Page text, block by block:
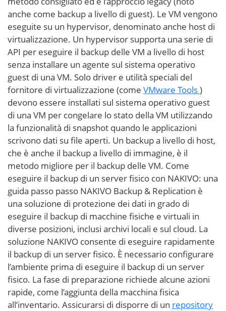
anche come backup a livello di guest). Le VM vengono
eseguite su un hypervisor, denominato anche host di
virtualizzazione. Un hypervisor supporta una serie di
API per eseguire il backup delle VM a livello di host
senza installare un agente sul sistema operativo
guest di una VM. Solo driver e utilità speciali del
fornitore di virtualizzazione (come VMware Tools)
devono essere installati sul sistema operativo guest
di una VM per congelare lo stato della VM utilizzando
la funzionalità di snapshot quando le applicazioni
scrivono dati su file aperti. Un backup a livello di host,
che è anche il backup a livello di immagine, è il
metodo migliore per il backup delle VM. Come
eseguire il backup di un server fisico con NAKIVO: una
guida passo passo NAKIVO Backup & Replication è
una soluzione di protezione dei dati in grado di
eseguire il backup di macchine fisiche e virtuali in
diverse posizioni, inclusi archivi locali e sul cloud. La
soluzione NAKIVO consente di eseguire rapidamente
il backup di un server fisico. È necessario configurare
l’ambiente prima di eseguire il backup di un server
fisico. La fase di preparazione richiede alcune azioni
rapide, come l’aggiunta della macchina fisica
all’inventario. Assicurarsi di disporre di un repository